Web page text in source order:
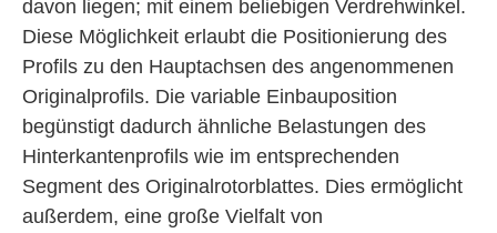
davon liegen; mit einem beliebigen Verdrehwinkel.
Diese Möglichkeit erlaubt die Positionierung des
Profils zu den Hauptachsen des angenommenen
Originalprofils. Die variable Einbauposition
begünstigt dadurch ähnliche Belastungen des
Hinterkantenprofils wie im entsprechenden
Segment des Original­rotorblattes. Dies ermöglicht
außerdem, eine große Vielfalt von